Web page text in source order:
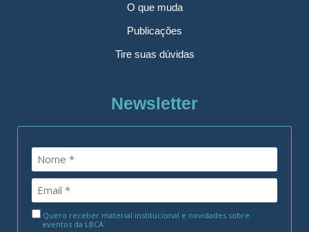
O que muda
Publicações
Tire suas dúvidas
Newsletter
Quero receber material institucional e novidades sobre
eventos da LBCA